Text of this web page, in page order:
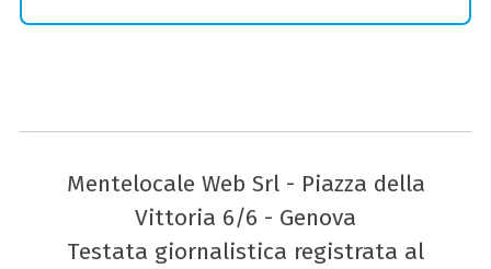
Mentelocale Web Srl - Piazza della
Vittoria 6/6 - Genova
Testata giornalistica registrata al